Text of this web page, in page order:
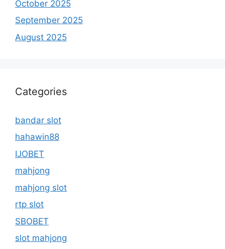
October 2025
September 2025
August 2025
Categories
bandar slot
hahawin88
IJOBET
mahjong
mahjong slot
rtp slot
SBOBET
slot mahjong